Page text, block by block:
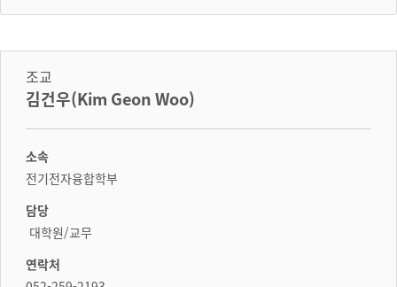
조교
김건우(Kim Geon Woo)
소속
전기전자융합학부
담당
대학원/교무
연락처